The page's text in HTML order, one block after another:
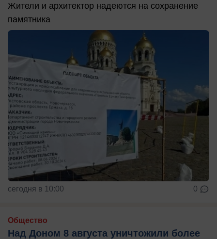
Жители и архитектор надеются на сохранение
памятника
сегодня в 10:00 0
Общество
Над Доном 8 августа уничтожили более